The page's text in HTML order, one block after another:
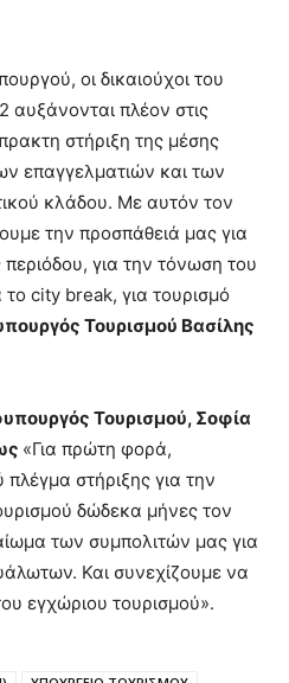
οι δικαιούχοι του
αυξάνονται πλέον στις
στήριξη της μέσης
επαγγελματιών και των
κλάδου. Με αυτόν τον
την προσπάθειά μας για
περιόδου, για την τόνωση του
το city break, για τουρισμό
Τουρισμού Βασίλης
Τουρισμού, Σοφία
«Για πρώτη φορά,
στήριξης για την
δώδεκα μήνες τον
των συμπολιτών μας για
Και συνεχίζουμε να
εγχώριου τουρισμού».